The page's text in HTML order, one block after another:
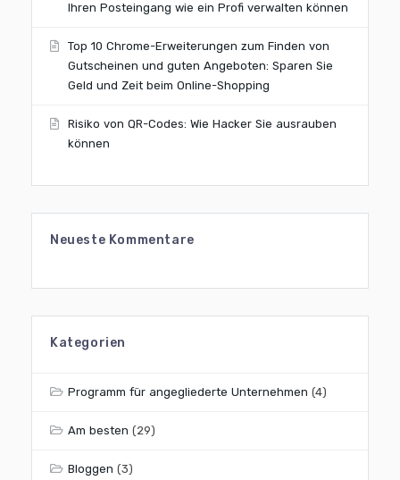
Ihren Posteingang wie ein Profi verwalten können
Top 10 Chrome-Erweiterungen zum Finden von
Gutscheinen und guten Angeboten: Sparen Sie
Geld und Zeit beim Online-Shopping
Risiko von QR-Codes: Wie Hacker Sie ausrauben
können
Neueste Kommentare
Kategorien
Programm für angegliederte Unternehmen (4)
Am besten (29)
Bloggen (3)